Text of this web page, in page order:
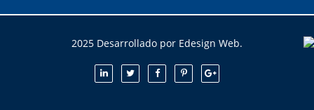
2025 Desarrollado por Edesign Web.